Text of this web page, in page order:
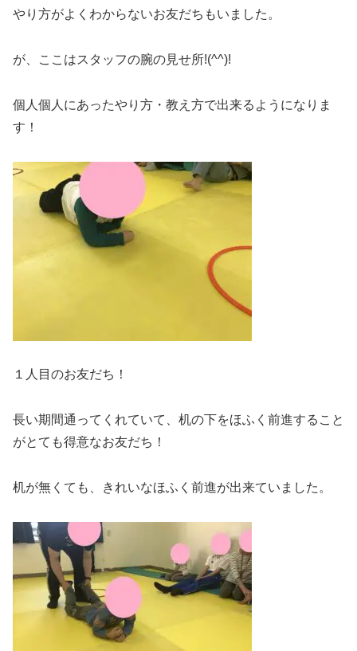
やり方がよくわからないお友だちもいました。
が、ここはスタッフの腕の見せ所!(^^)!
個人個人にあったやり方・教え方で出来るようになりま
す！
１人目のお友だち！
長い期間通ってくれていて、机の下をほふく前進すること
がとても得意なお友だち！
机が無くても、きれいなほふく前進が出来ていました。